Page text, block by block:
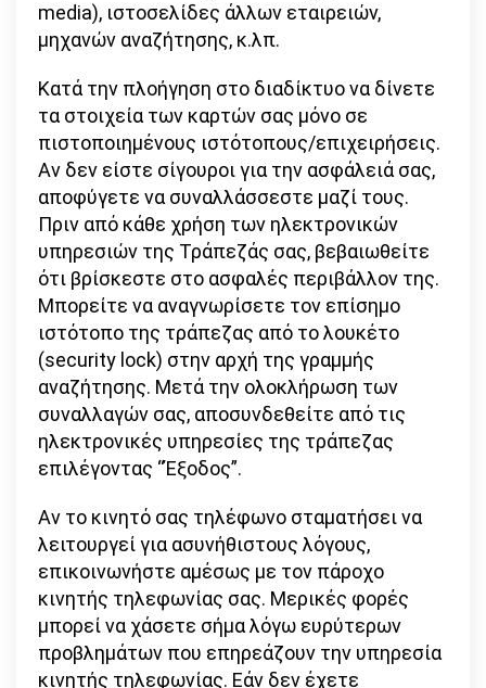
media), ιστοσελίδες άλλων εταιρειών,
μηχανών αναζήτησης, κ.λπ.
Κατά την πλοήγηση στο διαδίκτυο να δίνετε
τα στοιχεία των καρτών σας μόνο σε
πιστοποιημένους ιστότοπους/επιχειρήσεις.
Αν δεν είστε σίγουροι για την ασφάλειά σας,
αποφύγετε να συναλλάσσεστε μαζί τους.
Πριν από κάθε χρήση των ηλεκτρονικών
υπηρεσιών της Τράπεζάς σας, βεβαιωθείτε
ότι βρίσκεστε στο ασφαλές περιβάλλον της.
Μπορείτε να αναγνωρίσετε τον επίσημο
ιστότοπο της τράπεζας από το λουκέτο
(security lock) στην αρχή της γραμμής
αναζήτησης. Μετά την ολοκλήρωση των
συναλλαγών σας, αποσυνδεθείτε από τις
ηλεκτρονικές υπηρεσίες της τράπεζας
επιλέγοντας “Έξοδος”.
Αν το κινητό σας τηλέφωνο σταματήσει να
λειτουργεί για ασυνήθιστους λόγους,
επικοινωνήστε αμέσως με τον πάροχο
κινητής τηλεφωνίας σας. Μερικές φορές
μπορεί να χάσετε σήμα λόγω ευρύτερων
προβλημάτων που επηρεάζουν την υπηρεσία
κινητής τηλεφωνίας. Εάν δεν έχετε